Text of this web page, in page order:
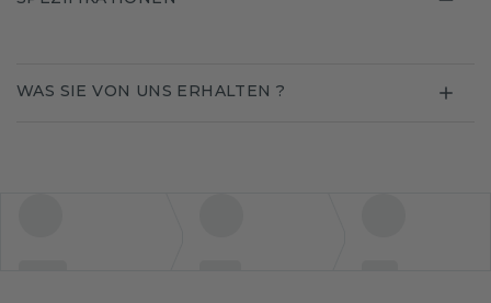
WAS SIE VON UNS ERHALTEN ?